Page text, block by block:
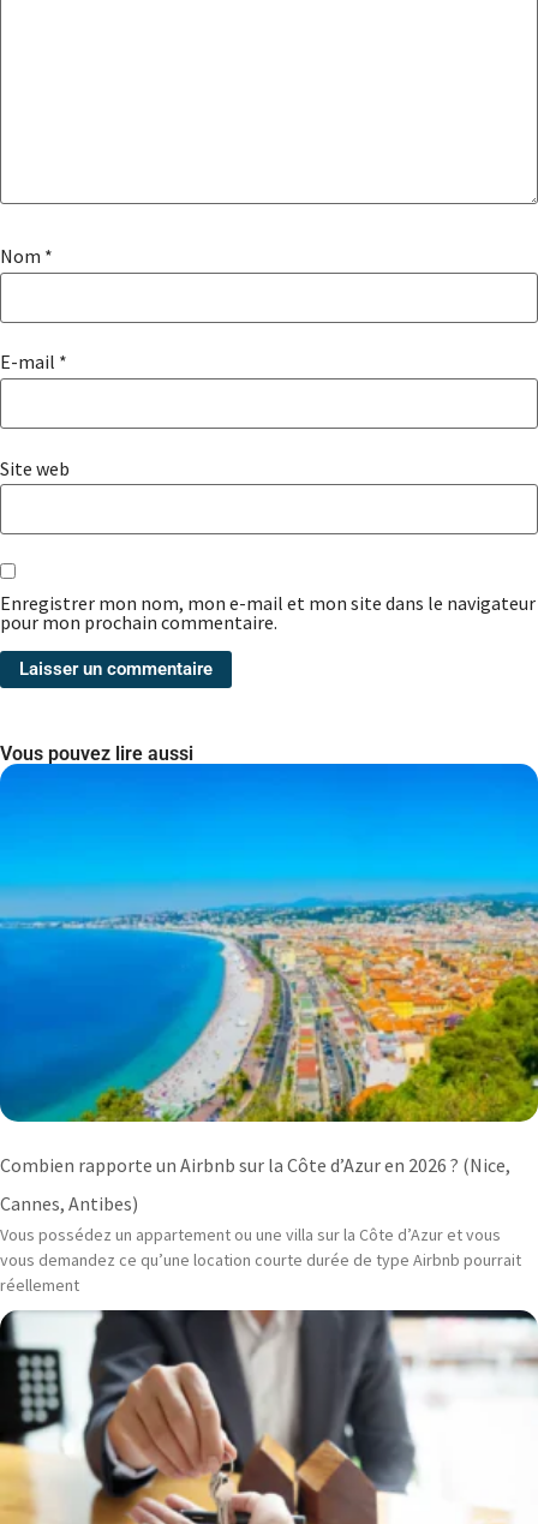
Nom *
E-mail *
Site web
Enregistrer mon nom, mon e-mail et mon site dans le navigateur
pour mon prochain commentaire.
Vous pouvez lire aussi
Combien rapporte un Airbnb sur la Côte d’Azur en 2026 ? (Nice,
Cannes, Antibes)
Vous possédez un appartement ou une villa sur la Côte d’Azur et vous
vous demandez ce qu’une location courte durée de type Airbnb pourrait
réellement